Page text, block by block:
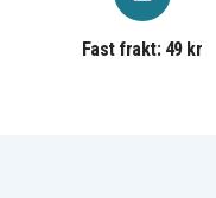
Fast frakt: 49 kr